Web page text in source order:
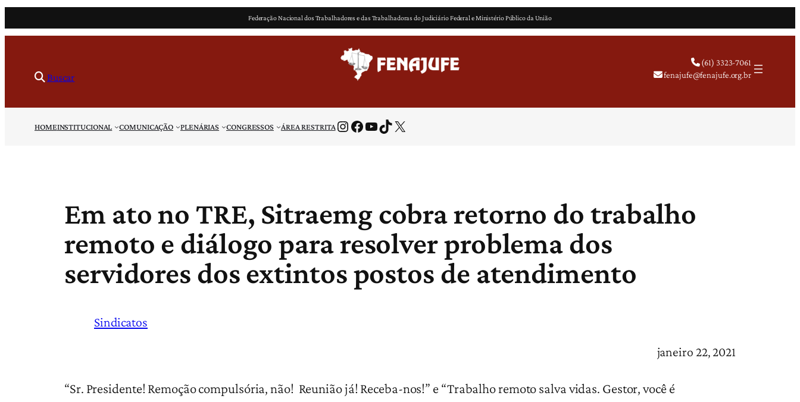
para
conteúdo
Federação Nacional dos Trabalhadores e das Trabalhadoras do Judiciário Federal e Ministério Público da União
Buscar
(61) 3323-7061
fenajufe@fenajufe.org.br
HOMEINSTITUCIONAL COMUNICAÇÃO PLENÁRIAS CONGRESSOS ÁREA RESTRITAInstagram Facebook Youtube TikTok X
Em ato no TRE, Sitraemg cobra retorno do trabalho
remoto e diálogo para resolver problema dos
servidores dos extintos postos de atendimento
Sindicatos
janeiro 22, 2021
“Sr. Presidente! Remoção compulsória, não! Reunião já! Receba-nos!” e “Trabalho remoto salva vidas. Gestor, você é